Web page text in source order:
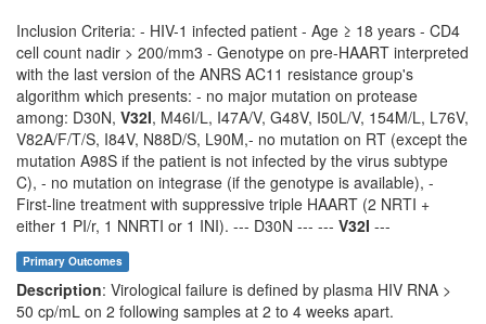
Inclusion Criteria: - HIV-1 infected patient - Age ≥ 18 years - CD4
cell count nadir > 200/mm3 - Genotype on pre-HAART interpreted
with the last version of the ANRS AC11 resistance group's
algorithm which presents: - no major mutation on protease
among: D30N, V32I, M46I/L, I47A/V, G48V, I50L/V, 154M/L, L76V,
V82A/F/T/S, I84V, N88D/S, L90M,- no mutation on RT (except the
mutation A98S if the patient is not infected by the virus subtype
C), - no mutation on integrase (if the genotype is available), -
First-line treatment with suppressive triple HAART (2 NRTI +
either 1 PI/r, 1 NNRTI or 1 INI). --- D30N --- --- V32I ---
Primary Outcomes
Description: Virological failure is defined by plasma HIV RNA >
50 cp/mL on 2 following samples at 2 to 4 weeks apart.